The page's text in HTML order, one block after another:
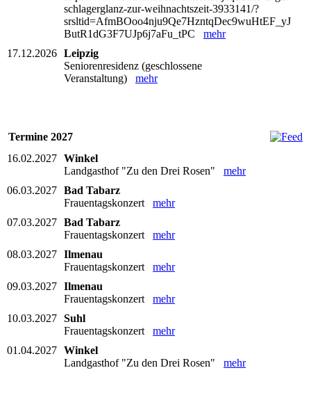
schlagerglanz-zur-weihnachtszeit-3933141/?
srsltid=AfmBOoo4nju9Qe7HzntqDec9wuHtEF_yJ
ButR1dG3F7UJp6j7aFu_tPC mehr
17.12.2026 Leipzig
Seniorenresidenz (geschlossene
Veranstaltung) mehr
Termine 2027
16.02.2027 Winkel
Landgasthof "Zu den Drei Rosen" mehr
06.03.2027 Bad Tabarz
Frauentagskonzert mehr
07.03.2027 Bad Tabarz
Frauentagskonzert mehr
08.03.2027 Ilmenau
Frauentagskonzert mehr
09.03.2027 Ilmenau
Frauentagskonzert mehr
10.03.2027 Suhl
Frauentagskonzert mehr
01.04.2027 Winkel
Landgasthof "Zu den Drei Rosen" mehr